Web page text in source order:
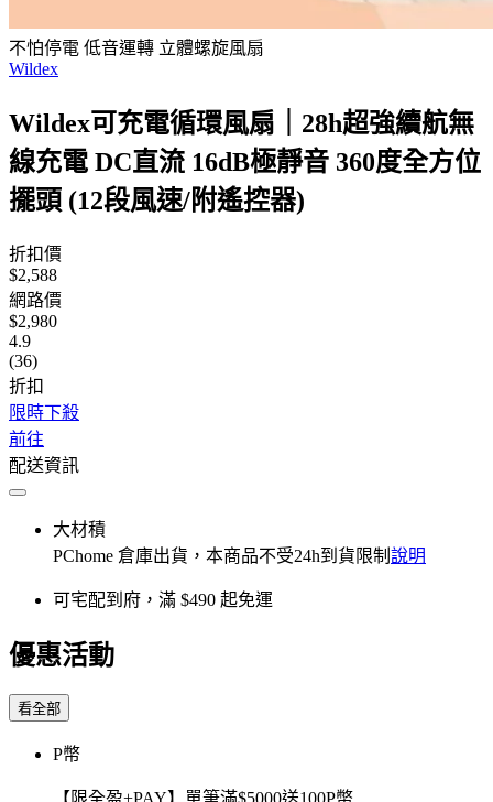
不怕停電 低音運轉 立體螺旋風扇
Wildex
Wildex可充電循環風扇｜28h超強續航無
線充電 DC直流 16dB極靜音 360度全方位
擺頭 (12段風速/附遙控器)
折扣價
$2,588
網路價
$2,980
4.9
(36)
折扣
限時下殺
前往
配送資訊
大材積
PChome 倉庫出貨，本商品不受24h到貨限制 說明
可宅配到府，滿 $490 起免運
優惠活動
看全部
P幣
【限全盈+PAY】單筆滿$5000送100P幣